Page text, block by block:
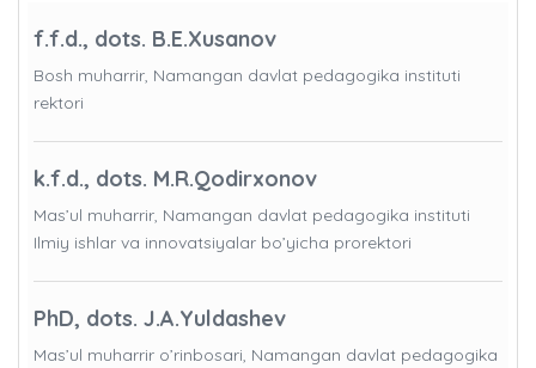
f.f.d., dots. B.E.Xusanov
Bosh muharrir, Namangan davlat pedagogika instituti
rektori
k.f.d., dots. M.R.Qodirxonov
Mas’ul muharrir, Namangan davlat pedagogika instituti
Ilmiy ishlar va innovatsiyalar bo’yicha prorektori
PhD, dots. J.A.Yuldashev
Mas’ul muharrir o’rinbosari, Namangan davlat pedagogika